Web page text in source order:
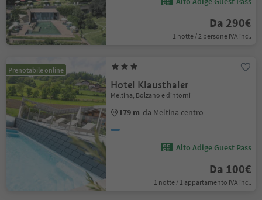
Da 290€
1 notte / 2 persone IVA incl.
Prenotabile online
Hotel Klausthaler
Meltina, Bolzano e dintorni
179 m da Meltina centro
Alto Adige Guest Pass
Da 100€
1 notte / 1 appartamento IVA incl.